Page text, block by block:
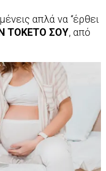
απλά να “έρθει
ΤΟΚΕΤΟ ΣΟΥ, από